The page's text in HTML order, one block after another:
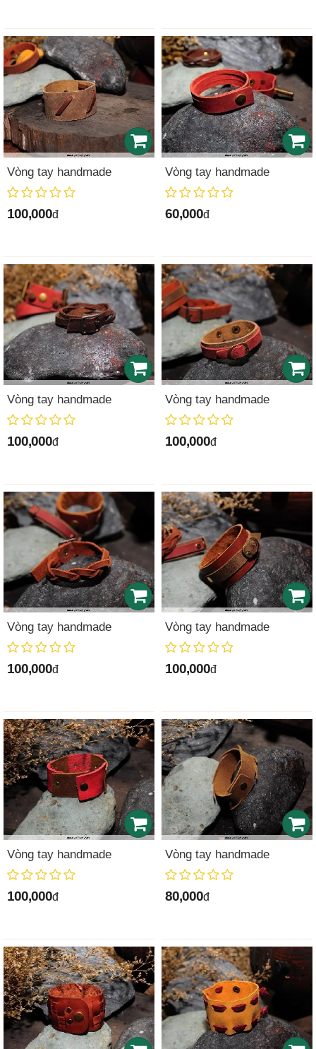
Vòng tay handmade
100,000đ
Vòng tay handmade
60,000đ
Vòng tay handmade
100,000đ
Vòng tay handmade
100,000đ
Vòng tay handmade
100,000đ
Vòng tay handmade
100,000đ
Vòng tay handmade
100,000đ
Vòng tay handmade
80,000đ